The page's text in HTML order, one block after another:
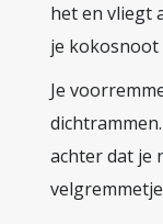
het en vliegt
je kokosnoot
Je
achter dat je